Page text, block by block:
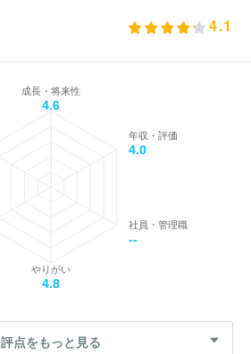
4.1
成長・将来性
4.6
年収・評価
4.0
社員・管理職
--
やりがい
4.8
評点をもっと見る